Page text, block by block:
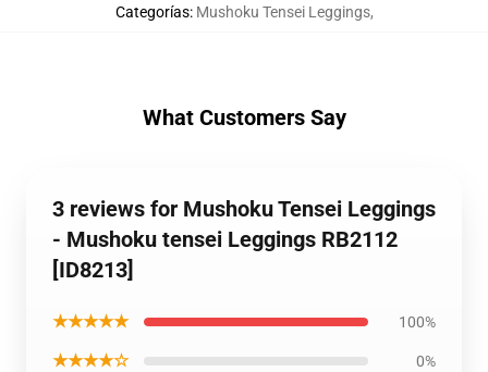
Categorías: Mushoku Tensei Leggings,
What Customers Say
3 reviews for Mushoku Tensei Leggings
- Mushoku tensei Leggings RB2112
[ID8213]
★★★★★ 100%
★★★★☆ 0%